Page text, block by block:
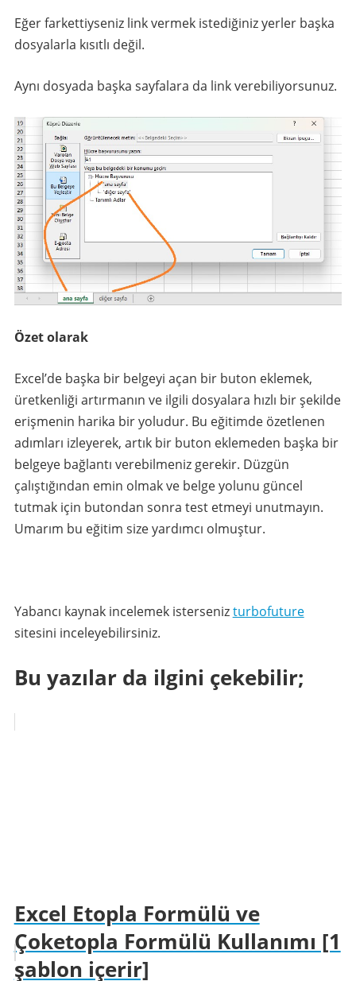
Eğer farkettiyseniz link vermek istediğiniz yerler başka
dosyalarla kısıtlı değil.
Aynı dosyada başka sayfalara da link verebiliyorsunuz.
Özet olarak
Excel’de başka bir belgeyi açan bir buton eklemek,
üretkenliği artırmanın ve ilgili dosyalara hızlı bir şekilde
erişmenin harika bir yoludur. Bu eğitimde özetlenen
adımları izleyerek, artık bir buton eklemeden başka bir
belgeye bağlantı verebilmeniz gerekir. Düzgün
çalıştığından emin olmak ve belge yolunu güncel
tutmak için butondan sonra test etmeyi unutmayın.
Umarım bu eğitim size yardımcı olmuştur.
Yabancı kaynak incelemek istersenizturbofuture
sitesini inceleyebilirsiniz.
Bu yazılar da ilgini çekebilir;
Excel Etopla Formülü ve
Çoketopla Formülü Kullanımı [1
şablon içerir]